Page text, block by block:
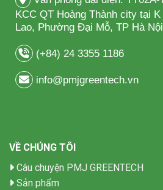
KCC QT Hoàng Thành city tại
Lao, Phường Đại Mỗ, TP Hà Nội
(+84) 24 3355 1186
info@pmjgreentech.vn
VỀ CHÚNG TÔI
Câu chuyện PMJ GREENTECH
Sản phẩm